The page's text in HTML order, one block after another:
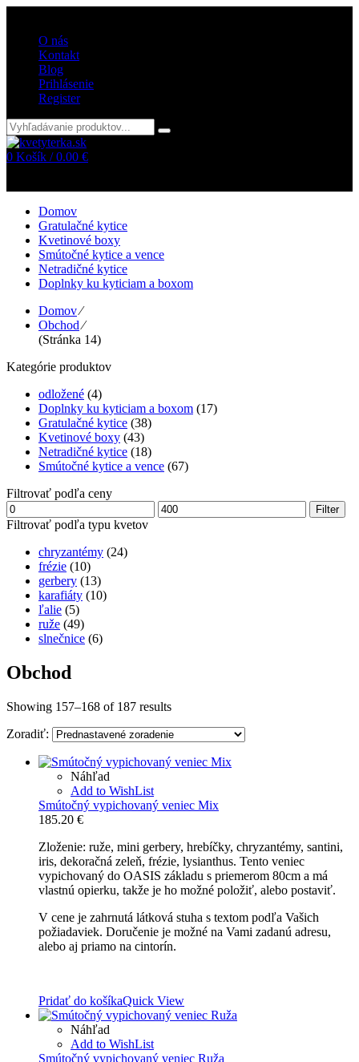
O nás
Kontakt
Blog
Prihlásenie
Register
0 Košík /0.00 €
Domov
Gratulačné kytice
Kvetinové boxy
Smútočné kytice a vence
Netradičné kytice
Doplnky ku kyticiam a boxom
Domov⁄
Obchod⁄
(Stránka 14)
Kategórie produktov
odložené (4)
Doplnky ku kyticiam a boxom (17)
Gratulačné kytice (38)
Kvetinové boxy (43)
Netradičné kytice (18)
Smútočné kytice a vence (67)
Filtrovať podľa ceny
Minimálna
cena
Maximálna
cena
Filter
Filtrovať podľa typu kvetov
chryzantémy (24)
frézie (10)
gerbery (13)
karafiáty (10)
ľalie (5)
ruže (49)
slnečnice (6)
Obchod
Showing 157–168 of 187 results
Zoradiť:
Náhľad
Add to WishList
Smútočný vypichovaný veniec Mix
185.20 €
Zloženie: ruže, mini gerbery, hrebíčky, chryzantémy, santini,
iris, dekoračná zeleň, frézie, lysianthus. Tento veniec
vypichovaný do OASIS základu s priemerom 80cm a má
vlastnú opierku, takže je ho možné položiť, alebo postaviť.
V cene je zahrnutá látková stuha s textom podľa Vašich
požiadaviek. Doručenie je možné na Vami zadanú adresu,
alebo aj priamo na cintorín.
Pridať do košíkaQuick View
Náhľad
Add to WishList
Smútočný vypichovaný veniec Ruža